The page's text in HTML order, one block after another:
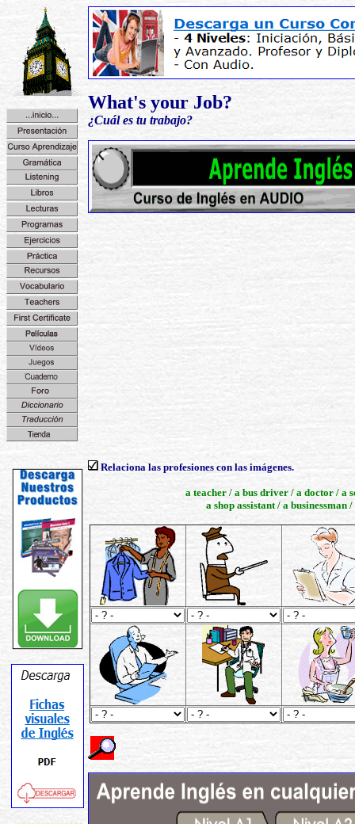
What's your Job?
¿Cuál es tu trabajo?
Relaciona las profesiones con las imágenes.
a teacher / a bus driver / a doctor / a
a shop assistant / a businessman